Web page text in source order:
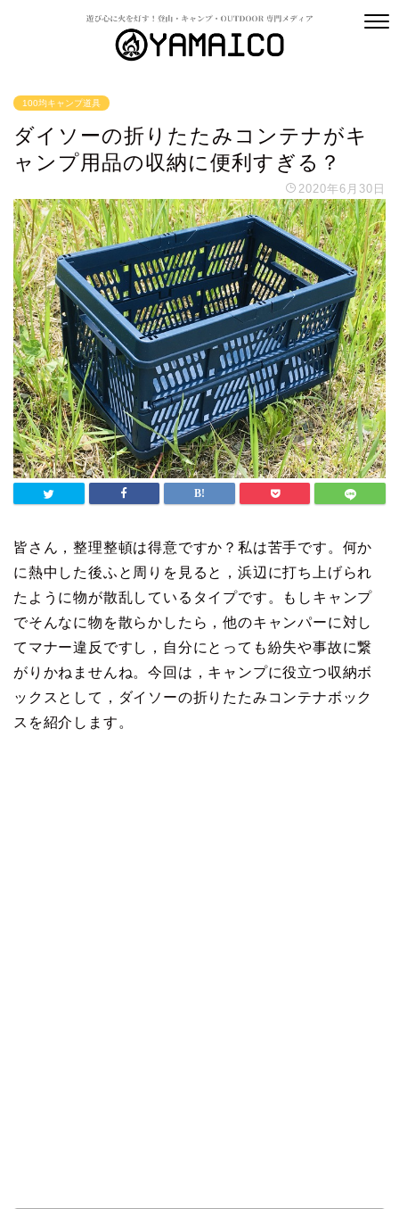
100均キャンプ道具
ダイソーの折りたたみコンテナがキ
ャンプ用品の収納に便利すぎる？
2020年6月30日
皆さん，整理整頓は得意ですか？私は苦手です。何か
に熱中した後ふと周りを見ると，浜辺に打ち上げられ
たように物が散乱しているタイプです。もしキャンプ
でそんなに物を散らかしたら，他のキャンパーに対し
てマナー違反ですし，自分にとっても紛失や事故に繋
がりかねませんね。今回は，キャンプに役立つ収納ボ
ックスとして，ダイソーの折りたたみコンテナボック
スを紹介します。